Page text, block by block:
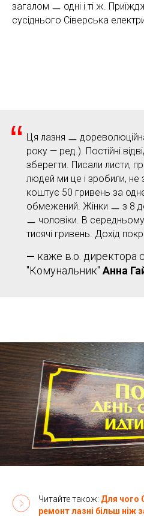
загалом ㅡ одні і ті ж.
сусіднього Сіверська
“ Ця лазня ㅡ
року — ред.). Постійні
зберегти. Писали листи,
людей ми це і зробили, не
коштує 50 гривень за
обмежений. Жінки ㅡ з 8
ㅡ чоловіки. В
тисячі гривень. Дохід
— каже в.о. директора
"Комунальник" Анна
Читайте також: Для чого
ремонт лазні більш ніж